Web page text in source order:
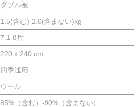
ダブル被
1.5(含む)-2.0(含まない)kg
7.1-8斤
220 x 240 cm
四季通用
ウール
85%（含む）-90%（含まない）